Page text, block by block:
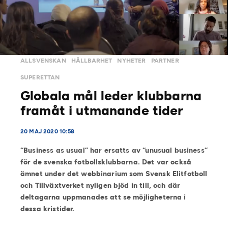
ALLSVENSKAN HÅLLBARHET NYHETER PARTNER
SUPERETTAN
Globala mål leder klubbarna
framåt i utmanande tider
20 MAJ 2020 10:58
“Business as usual” har ersatts av “unusual business”
för de svenska fotbollsklubbarna. Det var också
ämnet under det webbinarium som Svensk Elitfotboll
och Tillväxtverket nyligen bjöd in till, och där
deltagarna uppmanades att se möjligheterna i
dessa kristider.